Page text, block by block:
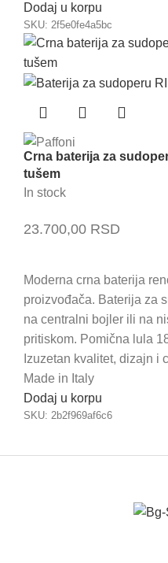
Dodaj u korpu
SKU: 2f5e0fe4a5bc
Crna baterija za
tušem
In stock
23.700,00 RSD
Moderna crna baterija
proizvođača. Baterija za
na centralni bojler ili na
pritiskom. Pomična lula
Izuzetan kvalitet, dizajn i
Made in Italy
Dodaj u korpu
SKU: 2b2f969af6c6